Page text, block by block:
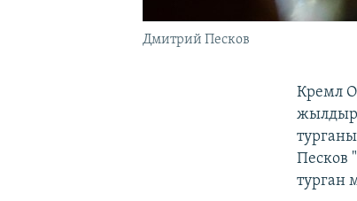
Дмитрий Песков
Кремл
Песков
турган